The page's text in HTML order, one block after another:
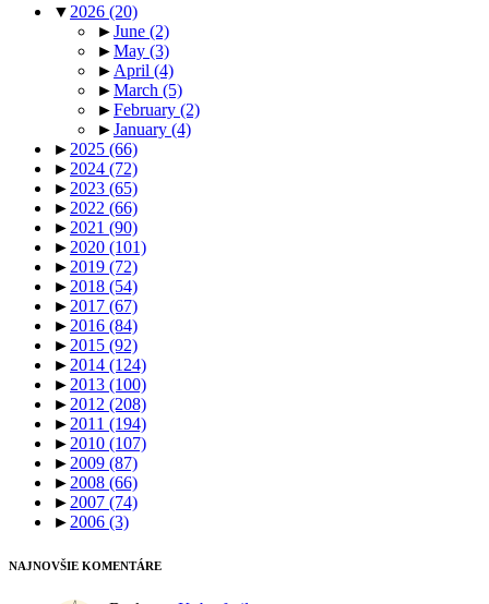
▼ 2026 (20)
►June (2)
►May (3)
► April (4)
►March (5)
►February (2)
►January (4)
► 2025 (66)
► 2024 (72)
► 2023 (65)
► 2022 (66)
► 2021 (90)
► 2020 (101)
► 2019 (72)
► 2018 (54)
► 2017 (67)
► 2016 (84)
► 2015 (92)
► 2014 (124)
► 2013 (100)
► 2012 (208)
► 2011 (194)
► 2010 (107)
► 2009 (87)
► 2008 (66)
► 2007 (74)
► 2006 (3)
NAJNOVŠIE KOMENTÁRE